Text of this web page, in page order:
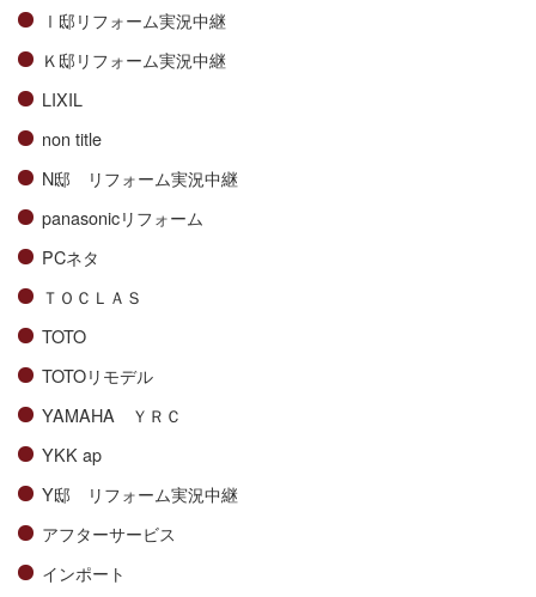
Ⅰ邸リフォーム実況中継
Ｋ邸リフォーム実況中継
LIXIL
non title
N邸 リフォーム実況中継
panasonicリフォーム
PCネタ
ＴＯＣＬＡＳ
TOTO
TOTOリモデル
YAMAHA ＹＲＣ
YKK ap
Y邸 リフォーム実況中継
アフターサービス
インポート